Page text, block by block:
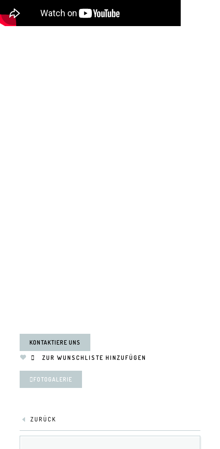
KONTAKTIERE UNS
ZUR WUNSCHLISTE HINZUFÜGEN
FOTOGALERIE
ZURÜCK